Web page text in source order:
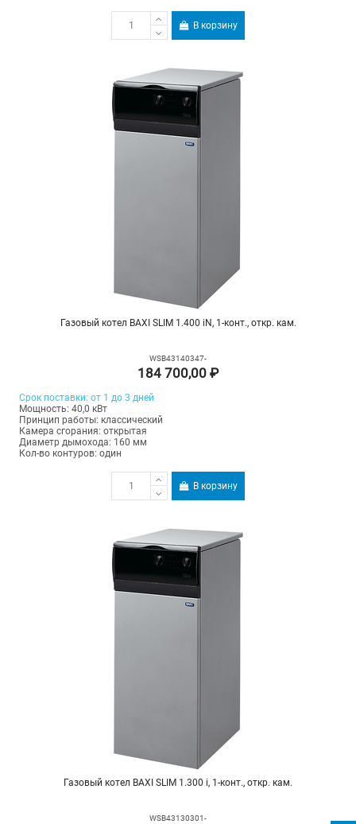
В корзину
Газовый котел BAXI SLIM 1.400 iN, 1-конт., откр. кам.
WSB43140347-
184 700,00 ₽
Срок поставки: от 1 до 3 дней
Мощность: 40,0 кВт
Принцип работы: классический
Камера сгорания: открытая
Диаметр дымохода: 160 мм
Кол-во контуров: один
В корзину
Газовый котел BAXI SLIM 1.300 i, 1-конт., откр. кам.
WSB43130301-